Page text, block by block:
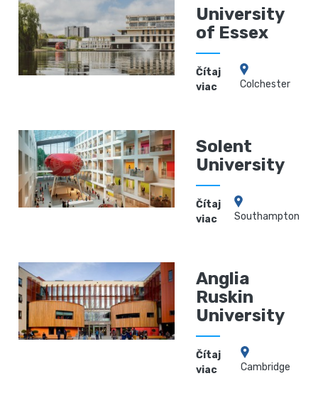
University
of Essex
Čítaj
viac
Сolchester
Solent
University
Čítaj
viac
Southampton
Anglia
Ruskin
University
Čítaj
viac
Cambridge